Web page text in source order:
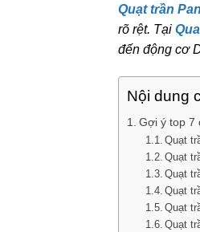
Quạt trần
rõ rệt. Tại
đến động cơ
Nội dung
Gợi ý top 7
Quạt
Quạt
Quạt
Quạt
Quạt
Quạt